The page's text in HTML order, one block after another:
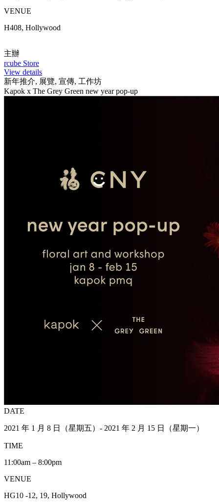
VENUE
H408, Hollywood
主辦
rcube Store
View details
新年推介, 展覽, 宣傳, 工作坊
Kapok x The Grey Green new year pop-up
DATE
2021 年 1 月 8 日（星期五）- 2021 年 2 月 15 日（星期一）
TIME
11:00am – 8:00pm
VENUE
HG10 -12, 19, Hollywood